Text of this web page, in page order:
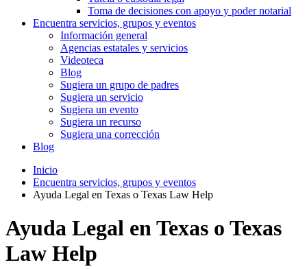
Toma de decisiones con apoyo y poder notarial
Encuentra servicios, grupos y eventos
Información general
Agencias estatales y servicios
Videoteca
Blog
Sugiera un grupo de padres
Sugiera un servicio
Sugiera un evento
Sugiera un recurso
Sugiera una corrección
Blog
Inicio
Encuentra servicios, grupos y eventos
Ayuda Legal en Texas o Texas Law Help
Ayuda Legal en Texas o Texas
Law Help